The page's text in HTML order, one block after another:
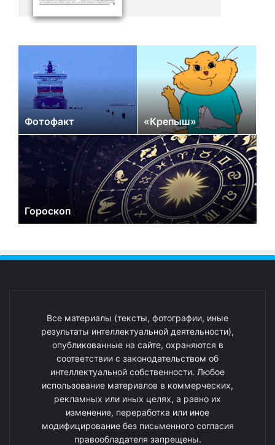
Фотофакт «Крепыш»
Гороскоп
Все материалы (тексты, фотографии, иные
результаты интеллектуальной деятельности),
опубликованные на сайте, охраняются в
соответствии с законодательством об
интеллектуальной собственности. Любое
использование материалов в коммерческих,
рекламных или иных целях, а равно их
изменение, переработка или иное
модифицирование без письменного согласия
правообладателя запрещены.